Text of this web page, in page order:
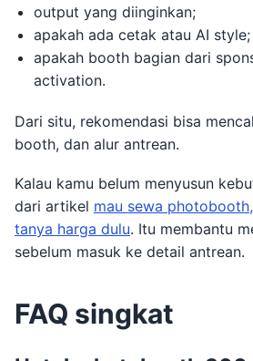
output yang diinginkan;
apakah ada cetak atau AI style;
apakah booth bagian dari
activation.
Dari situ, rekomendasi bisa
booth, dan alur antrean.
Kalau kamu belum menyusun
dari artikel mau sewa
tanya harga dulu. Itu membantu
sebelum masuk ke detail antrean.
FAQ singkat